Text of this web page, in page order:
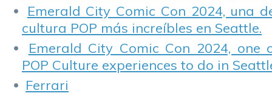
Emerald City Comic Con 2024, una
cultura POP más increíbles en Seattle.
Emerald City Comic Con 2024,
POP Culture experiences to do in
Ferrari